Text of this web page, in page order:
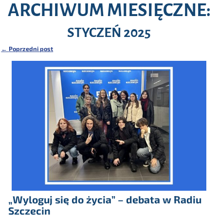
ARCHIWUM MIESIĘCZNE:
STYCZEŃ 2025
←Poprzedni post
„Wyloguj się do życia” – debata w Radiu
Szczecin